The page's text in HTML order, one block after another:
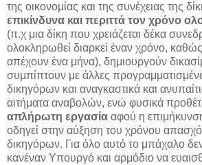
της οικονομίας και της συνέχειας της
επικίνδυνα και περιττά τον χρόνο
(π.χ μια δίκη που χρειάζεται δέκα
ολοκληρωθεί διαρκεί έναν χρόνο,
απέχουν ένα μήνα), δημιουργούν
συμπίπτουν με άλλες
δικηγόρων και αναγκαστικά και
αιτήματα αναβολών, ενώ φυσικά
απλήρωτη εργασία αφού η
οδηγεί στην αύξηση του χρόνου
δικηγόρων. Για όλο αυτό το μπάχαλο
κανέναν Υπουργό και αρμόδιο να